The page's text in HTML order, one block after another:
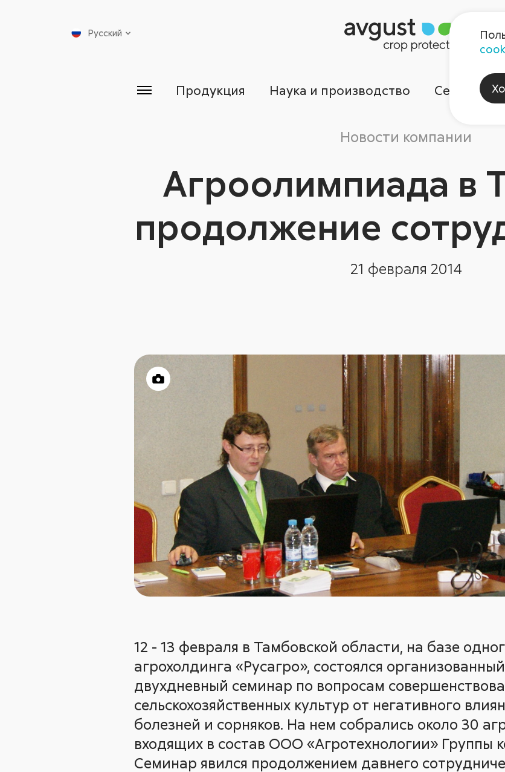
Русский
Продукция Наука и производство Сервисы
Новости компании
Агроолимпиада в
продолжение
21 февраля 2014
12 - 13 февраля в Тамбовской области, на базе
агрохолдинга «Русагро», состоялся
двухдневный семинар по вопросам
сельскохозяйственных культур от негативного
болезней и сорняков. На нем собрались около 30
входящих в состав ООО «Агротехнологии» Группы
Семинар явился продолжением давнего